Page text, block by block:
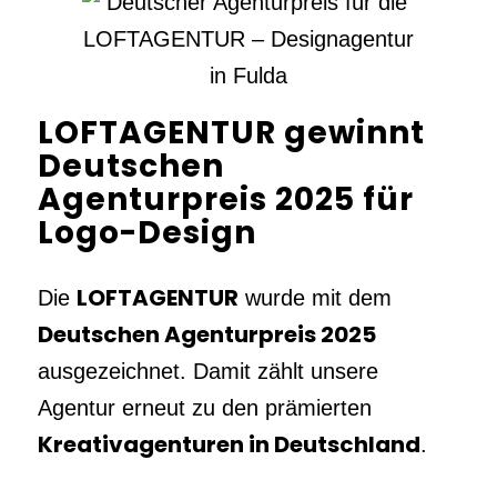
LOFTAGENTUR gewinnt
Deutschen
Agenturpreis 2025 für
Logo-Design
Die LOFTAGENTUR wurde mit dem
Deutschen Agenturpreis 2025
ausgezeichnet. Damit zählt unsere
Agentur erneut zu den prämierten
Kreativagenturen in Deutschland.